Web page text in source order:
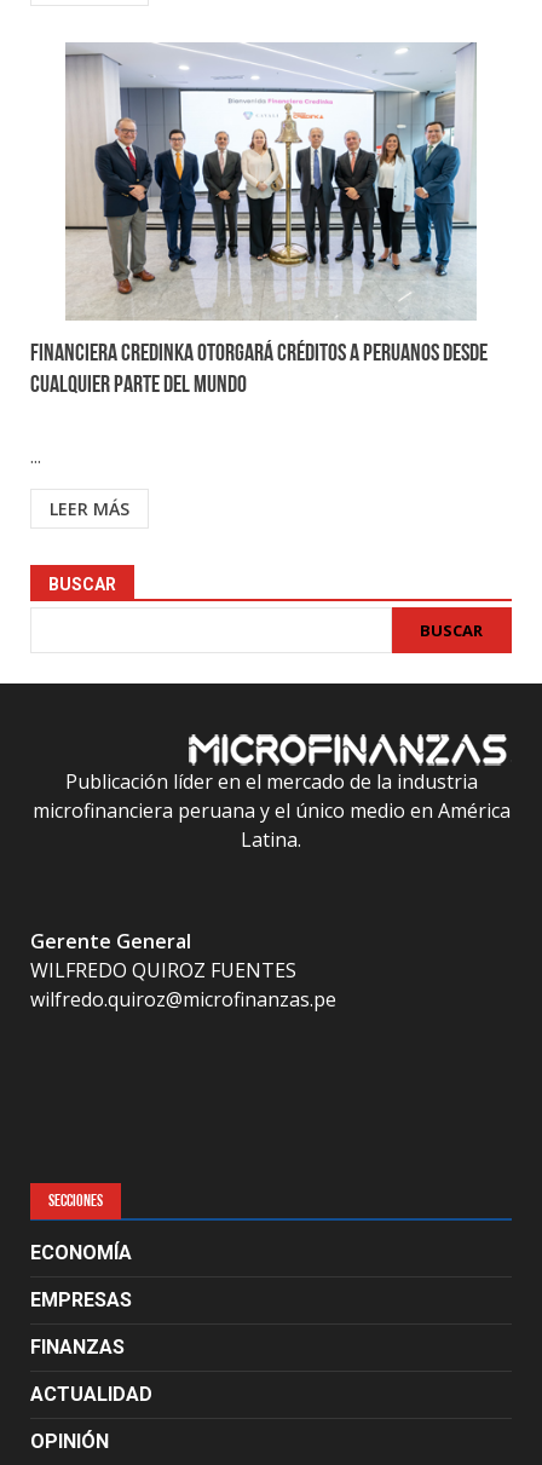
Financiera Credinka otorgará créditos a peruanos desde
cualquier parte del mundo
...
LEER MÁS
BUSCAR
BUSCAR
Publicación líder en el mercado de la industria
microfinanciera peruana y el único medio en América
Latina.
Gerente General
WILFREDO QUIROZ FUENTES
wilfredo.quiroz@microfinanzas.pe
SECCIONES
ECONOMÍA
EMPRESAS
FINANZAS
ACTUALIDAD
OPINIÓN